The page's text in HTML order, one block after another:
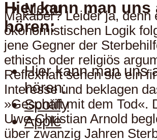
Menu
Hier kann man uns
hören:
Hier kann man uns
hören:
Spotify
Apple
Makaber? Leider ja, denn
ökonomistischen Logik
jene Gegner der
ethisch oder religiös
Reflexhaft sehen sie ein
Interesse und beklagen
»Geschäft mit dem Tod«.
Uwe-Christian Arnold
über zwanzig Jahren